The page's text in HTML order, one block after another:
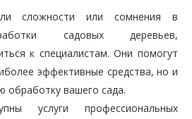
сложности или сомнения в
садовых деревьев,
к специалистам. Они помогут
эффективные средства, но и
обработку вашего сада.
услуги профессиональных